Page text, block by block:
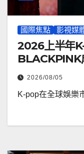
國際焦點 影視媒
2026上半年
BLACKPINK
2026/08/05
K-pop在全球娛樂